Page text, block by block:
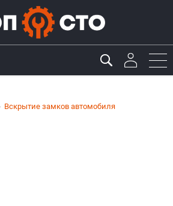
Вскрытие замков автомобиля